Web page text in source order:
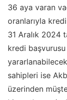
36 aya varan
oranlarıyla
31 Aralık 2024
kredi
sahipleri ise
üzerinden